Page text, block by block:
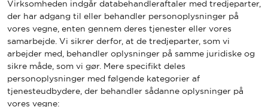
Virksomheden indgår databehandleraftaler med tredjeparter,
der har adgang til eller behandler personoplysninger på
vores vegne, enten gennem deres tjenester eller vores
samarbejde. Vi sikrer derfor, at de tredjeparter, som vi
arbejder med, behandler oplysninger på samme juridiske og
sikre måde, som vi gør. Mere specifikt deles
personoplysninger med følgende kategorier af
tjenesteudbydere, der behandler sådanne oplysninger på
vores vegne: